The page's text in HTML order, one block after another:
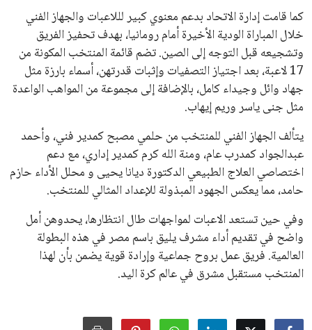
كما قامت إدارة الاتحاد بدعم معنوي كبير لللاعبات والجهاز الفني
خلال المباراة الودية الأخيرة أمام رومانيا، بهدف تحفيز الفريق
وتشجيعه قبل التوجه إلى الصين. تضم قائمة المنتخب المكونة من
17 لاعبة، بعد اجتياز التصفيات وإثبات قدرتهن، أسماء بارزة مثل
جهاد وائل وجيداء كامل، بالإضافة إلى مجموعة من المواهب الواعدة
مثل جنى ياسر وريم إيهاب.
يتألف الجهاز الفني للمنتخب من حلمي مصبح كمدير فني، وأحمد
عبدالجواد كمدرب عام، ومنة الله كرم كمدير إداري، مع دعم
اختصاصي العلاج الطبيعي الدكتورة ديانا يحيى و محلل الأداء حازم
حامد، مما يعكس الجهود المبذولة للإعداد المثالي للمنتخب.
وفي حين تستعد الاعبات لمواجهات طال انتظارها، يحدوهن أمل
واضح في تقديم أداء مشرف يليق باسم مصر في هذه البطولة
العالمية. فريق عمل بروح جماعية وإرادة قوية يضمن بأن لهذا
المنتخب مستقبل مشرق في عالم كرة اليد.